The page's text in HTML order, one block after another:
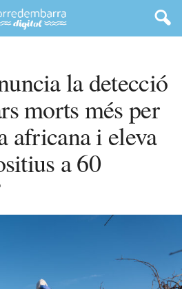
la detecció
morts més per
africana i eleva
a 60